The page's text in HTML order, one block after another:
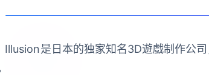
是日本的独家知名3D遊戲制作公